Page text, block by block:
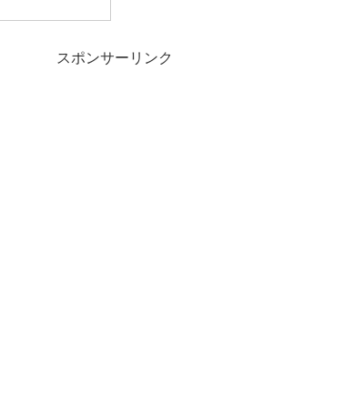
スポンサーリンク